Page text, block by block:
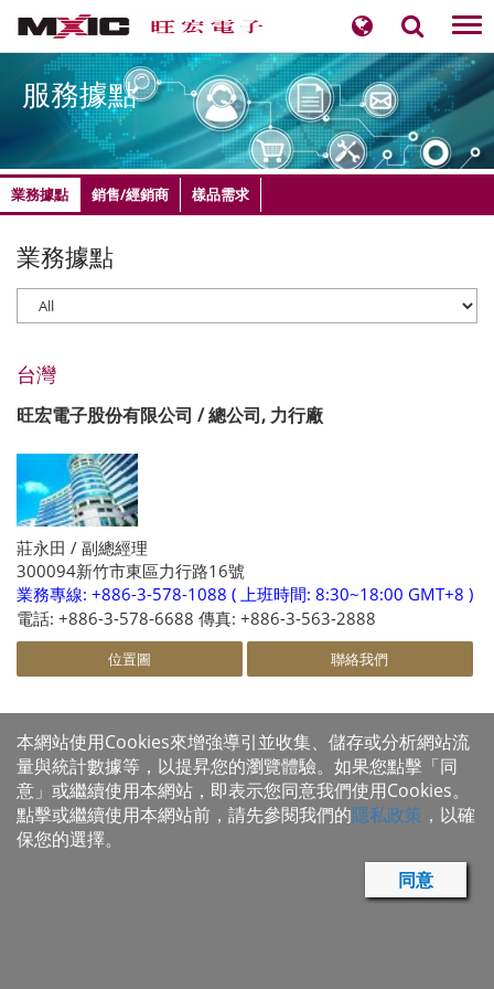
服務據點
業務據點 銷售/經銷商 樣品需求
業務據點
台灣
旺宏電子股份有限公司 / 總公司, 力行廠
莊永田 / 副總經理
300094新竹市東區力行路16號
業務專線: +886-3-578-1088 ( 上班時間: 8:30~18:00 GMT+8 )
電話: +886-3-578-6688 傳真: +886-3-563-2888
位置圖 聯絡我們
業務專線: +886-2-2509-3380 ( 上班時間: 8:30~18:00 GMT+8
本網站使用Cookies來增強導引並收集、儲存或分析網站流
量與統計數據等，以提昇您的瀏覽體驗。如果您點擊「同
意」或繼續使用本網站，即表示您同意我們使用Cookies。
點擊或繼續使用本網站前，請先參閱我們的隱私政策 ，以確
保您的選擇。
同意